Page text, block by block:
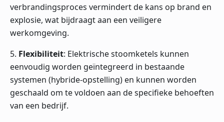
verbrandingsproces vermindert de kans op brand en
explosie, wat bijdraagt aan een veiligere
werkomgeving.
5. Flexibiliteit: Elektrische stoomketels kunnen
eenvoudig worden geïntegreerd in bestaande
systemen (hybride-opstelling) en kunnen worden
geschaald om te voldoen aan de specifieke behoeften
van een bedrijf.